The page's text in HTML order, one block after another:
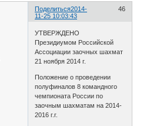
Поделиться 46
2014-
11-25 10:03:43
УТВЕРЖДЕНО
Президиумом Российской
Ассоциации заочных шахмат
21 ноября 2014 г.
Положение о проведении
полуфиналов 8 командного
чемпионата России по
заочным шахматам на 2014-
2016 г.г.